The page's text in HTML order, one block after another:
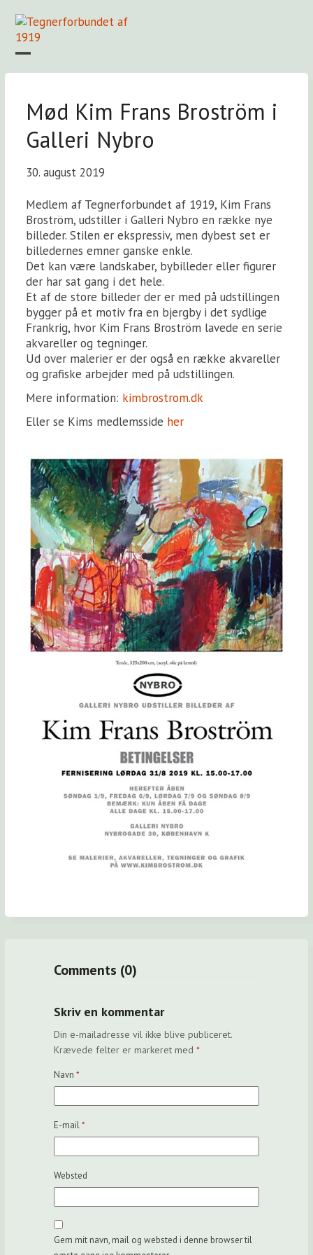
content
Mød Kim Frans Broström i
Galleri Nybro
30. august 2019
Medlem af Tegnerforbundet af 1919, Kim Frans
Broström, udstiller i Galleri Nybro en række nye
billeder. Stilen er ekspressiv, men dybest set er
billedernes emner ganske enkle.
Det kan være landskaber, bybilleder eller figurer
der har sat gang i det hele.
Et af de store billeder der er med på udstillingen
bygger på et motiv fra en bjergby i det sydlige
Frankrig, hvor Kim Frans Broström lavede en serie
akvareller og tegninger.
Ud over malerier er der også en række akvareller
og grafiske arbejder med på udstillingen.
Mere information: kimbrostrom.dk
Eller se Kims medlemsside her
Comments (0)
Skriv en kommentar
Din e-mailadresse vil ikke blive publiceret.
Krævede felter er markeret med*
Navn*
E-mail*
Websted
Gem mit navn, mail og websted i denne browser til